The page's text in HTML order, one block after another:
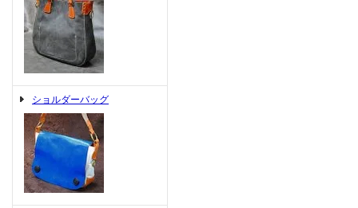
ショルダーバッグ